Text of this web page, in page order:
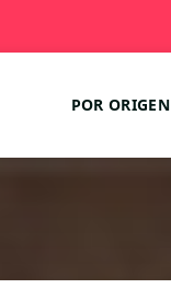
POR ORIGEN